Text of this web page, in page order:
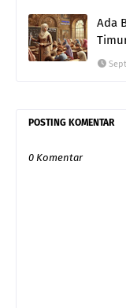
Ada
POSTING KOMENTAR
0 Komentar